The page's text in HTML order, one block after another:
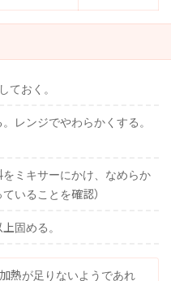
ておく。
レンジでやわらかくする。
ミキサーにかけ、なめらか
いることを確認）
固める。
熱が足りないようであれ